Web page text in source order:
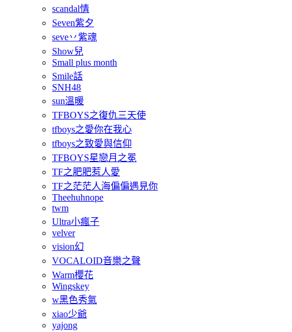
scandal情
Seven紫夕
seve丷紫魂
Show兒
Small plus month
Smile話
SNH48
sun溫暖
TFBOYS之復仇三天使
tfboys之愛你在我心
tfboys之致愛與信仰
TFBOYS星戀月之冕
TF之肥肥惹人愛
TF之茫茫人海偏偏遇見你
Theehuhnope
twm
Ultra小瘋子
velver
vision幻
VOCALOID音樂之聲
Warm櫻花
Wingskey
w黑色秀氣
xiao少爺
yajong